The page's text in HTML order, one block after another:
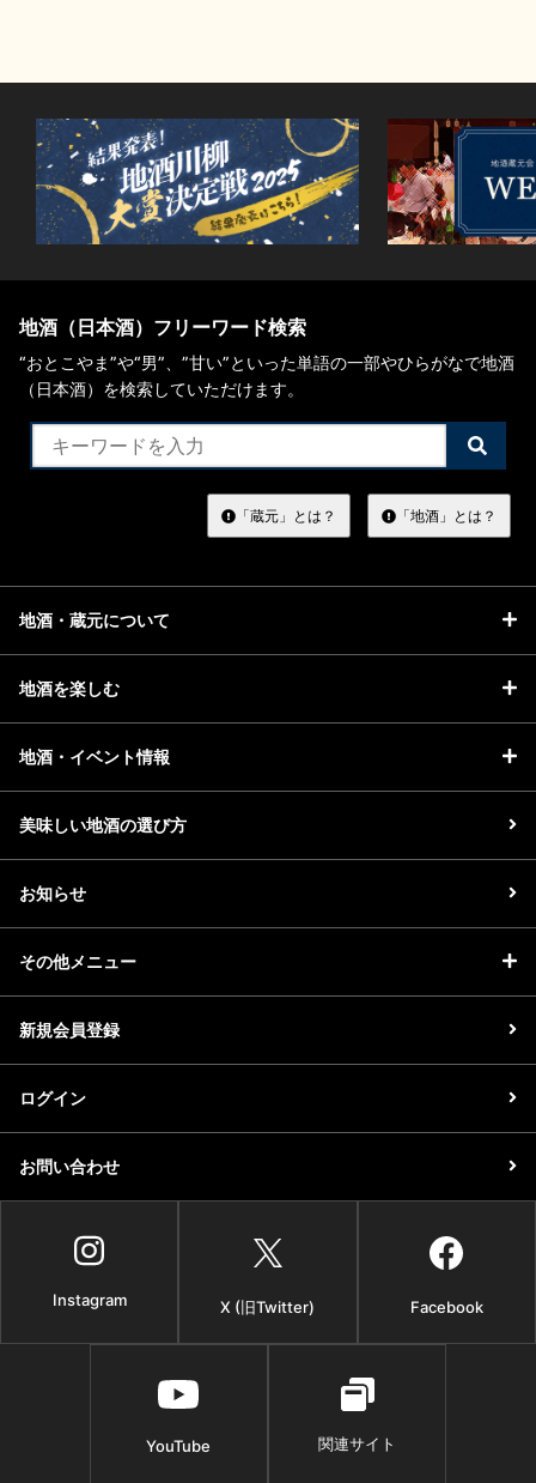
地酒（日本酒）フリーワード検索
“おとこやま”や“男”、”甘い”といった単語の一部やひらがなで地酒
（日本酒）を検索していただけます。
検
索
す
る
「蔵元」とは？ 「地酒」とは？
地酒・蔵元について
地酒を楽しむ
地酒・イベント情報
美味しい地酒の選び方
お知らせ
その他メニュー
新規会員登録
ログイン
お問い合わせ
Instagram X (旧Twitter) Facebook
YouTube 関連サイト